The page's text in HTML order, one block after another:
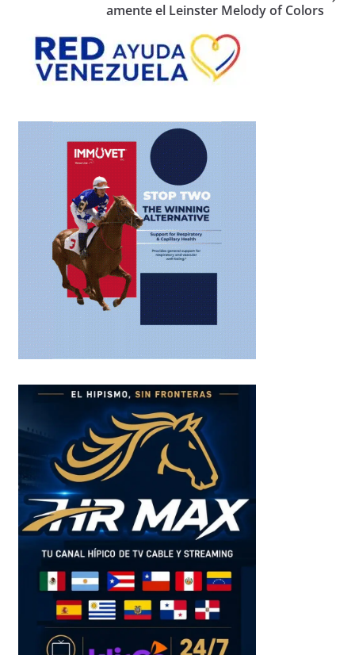
amente el Leinster Melody of Colors